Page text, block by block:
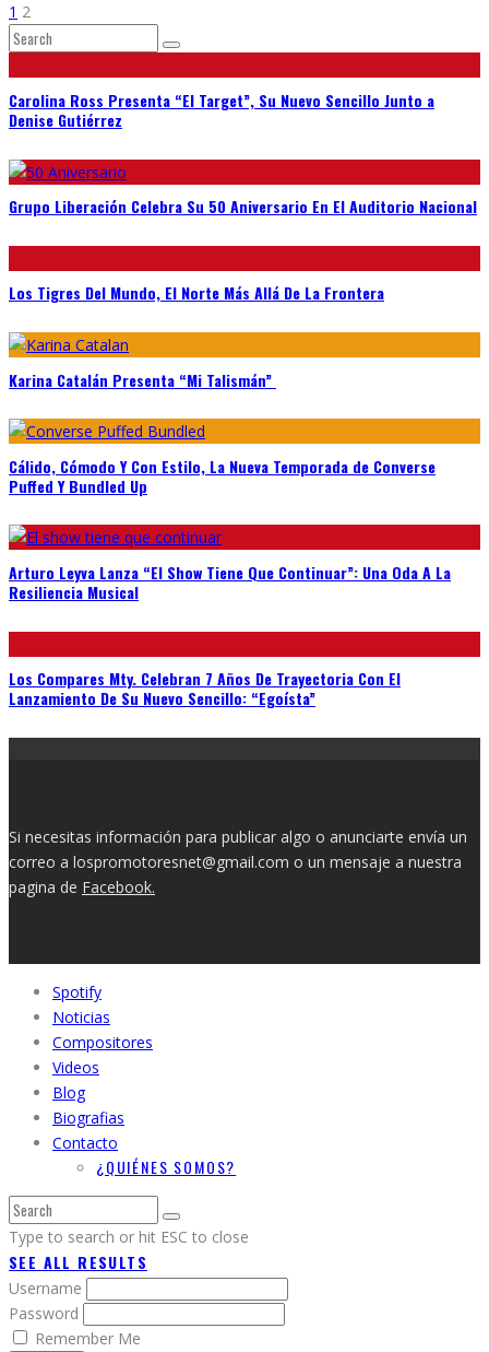
1 2
Carolina Ross Presenta “El Target”, Su Nuevo Sencillo Junto a
Denise Gutiérrez
Grupo Liberación Celebra Su 50 Aniversario En El Auditorio Nacional
Los Tigres Del Mundo, El Norte Más Allá De La Frontera
Karina Catalán Presenta “Mi Talismán”
Cálido, Cómodo Y Con Estilo, La Nueva Temporada de Converse
Puffed Y Bundled Up
Arturo Leyva Lanza “El Show Tiene Que Continuar”: Una Oda A La
Resiliencia Musical
Los Compares Mty. Celebran 7 Años De Trayectoria Con El
Lanzamiento De Su Nuevo Sencillo: “Egoísta”
Si necesitas información para publicar algo o anunciarte envía un
correo a lospromotoresnet@gmail.com o un mensaje a nuestra
pagina de Facebook.
Spotify
Noticias
Compositores
Videos
Blog
Biografias
Contacto
¿QUIÉNES SOMOS?
Type to search or hit ESC to close
SEE ALL RESULTS
Username
Password
Remember Me